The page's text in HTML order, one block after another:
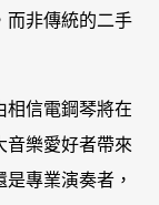
而非傳統的二手
相信電鋼琴將在
音樂愛好者帶來
專業演奏者，